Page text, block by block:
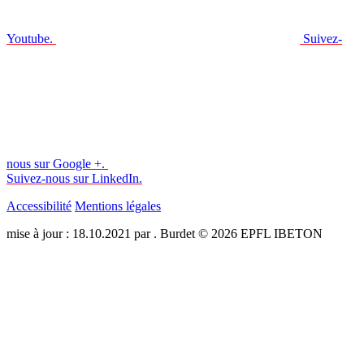
Youtube. Suivez-
nous sur Google +.
Suivez-nous sur LinkedIn.
Accessibilité Mentions légales
mise à jour : 18.10.2021 par . Burdet © 2026 EPFL IBETON